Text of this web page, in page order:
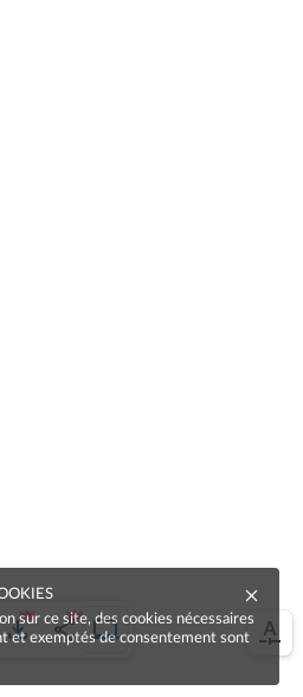
sur ce site, des cookies nécessaires
et exemptés de consentement sont